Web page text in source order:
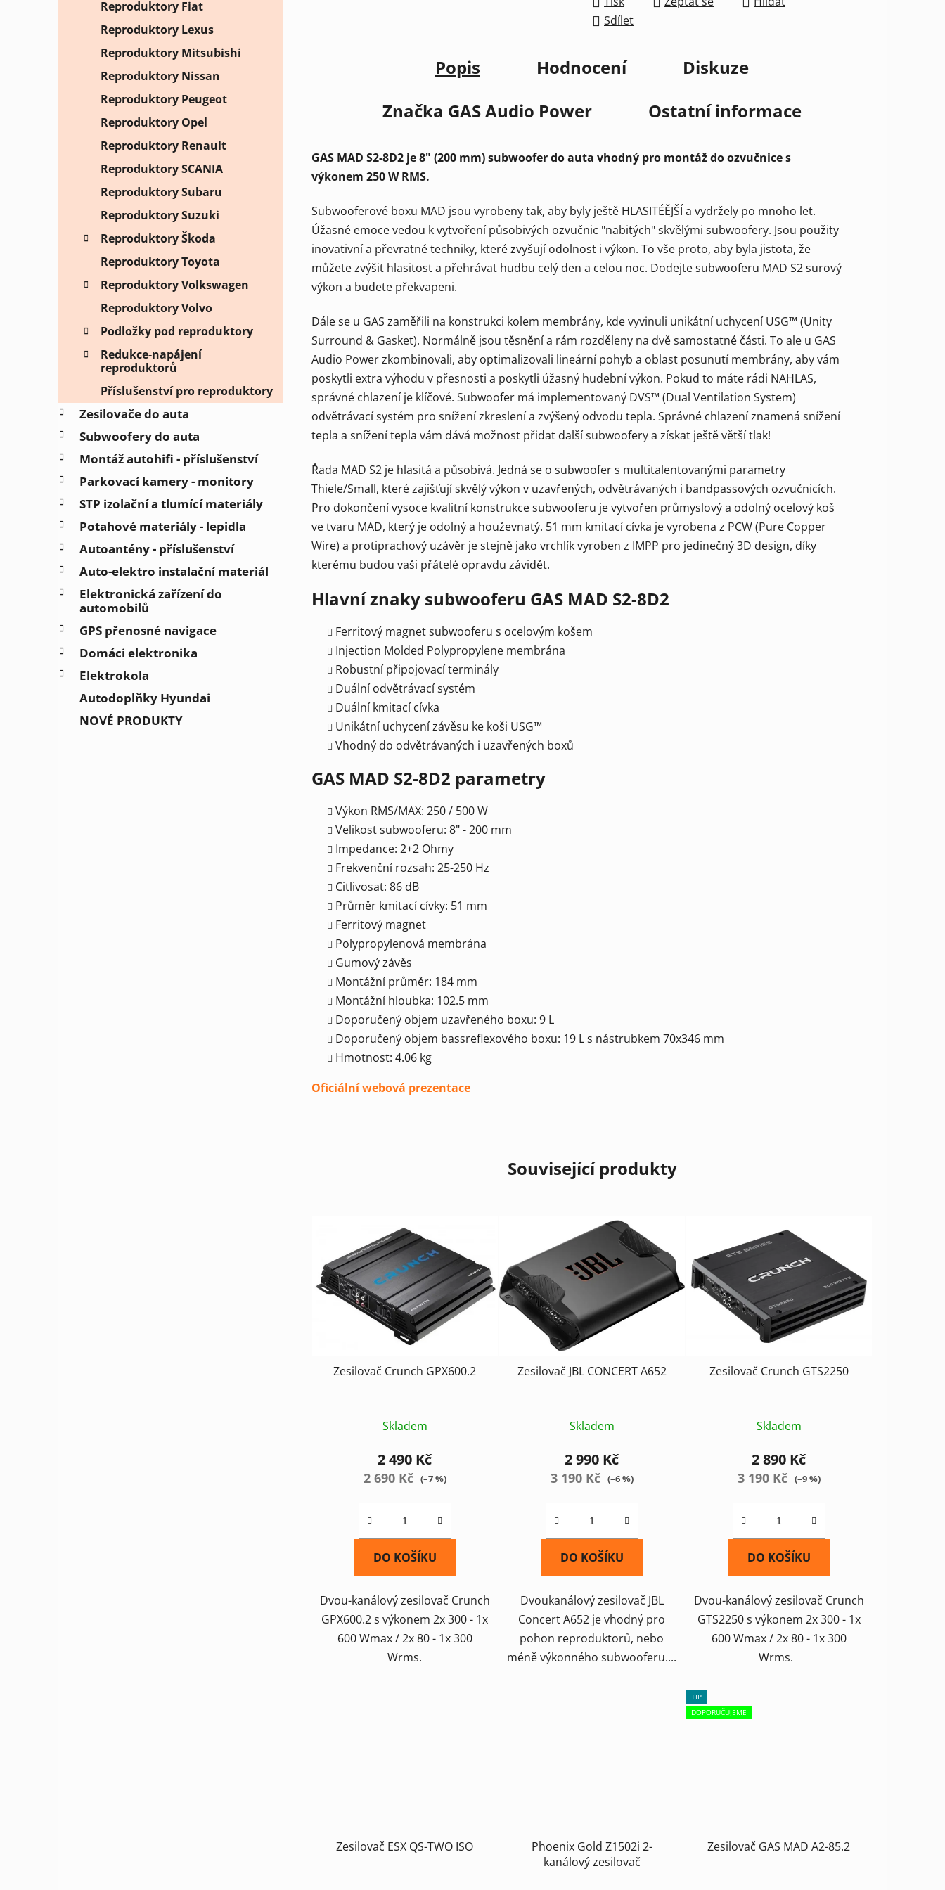
Reproduktory Fiat
Reproduktory Lexus
Reproduktory Mitsubishi
Reproduktory Nissan
Reproduktory Peugeot
Reproduktory Opel
Reproduktory Renault
Reproduktory SCANIA
Reproduktory Subaru
Reproduktory Suzuki
Reproduktory Škoda
Reproduktory Toyota
Reproduktory Volkswagen
Reproduktory Volvo
Podložky pod reproduktory
Redukce-napájení
reproduktorů
Příslušenství pro reproduktory
Zesilovače do auta
Subwoofery do auta
Montáž autohifi - příslušenství
Parkovací kamery - monitory
STP izolační a tlumící materiály
Potahové materiály - lepidla
Autoantény - příslušenství
Auto-elektro instalační materiál
Elektronická zařízení do
automobilů
GPS přenosné navigace
Domáci elektronika
Elektrokola
Autodoplňky Hyundai
NOVÉ PRODUKTY
Sdílet
Popis Hodnocení
Diskuze
Značka GAS Audio Power Ostatní informace
GAS MAD S2-8D2 je 8" (200 mm) subwoofer do auta vhodný pro montáž do ozvučnice s
výkonem 250 W RMS.
Subwooferové boxu MAD jsou vyrobeny tak, aby byly ještě HLASITÉĚJŠÍ a vydržely po mnoho let.
Úžasné emoce vedou k vytvoření působivých ozvučnic "nabitých" skvělými subwoofery. Jsou použity
inovativní a převratné techniky, které zvyšují odolnost i výkon. To vše proto, aby byla jistota, že
můžete zvýšit hlasitost a přehrávat hudbu celý den a celou noc. Dodejte subwooferu MAD S2 surový
výkon a budete překvapeni.
Dále se u GAS zaměřili na konstrukci kolem membrány, kde vyvinuli unikátní uchycení USG™ (Unity
Surround & Gasket). Normálně jsou těsnění a rám rozděleny na dvě samostatné části. To ale u GAS
Audio Power zkombinovali, aby optimalizovali lineární pohyb a oblast posunutí membrány, aby vám
poskytli extra výhodu v přesnosti a poskytli úžasný hudební výkon. Pokud to máte rádi NAHLAS,
správné chlazení je klíčové. Subwoofer má implementovaný DVS™ (Dual Ventilation System)
odvětrávací systém pro snížení zkreslení a zvýšený odvodu tepla. Správné chlazení znamená snížení
tepla a snížení tepla vám dává možnost přidat další subwoofery a získat ještě větší tlak!
Řada MAD S2 je hlasitá a působivá. Jedná se o subwoofer s multitalentovanými parametry
Thiele/Small, které zajišťují skvělý výkon v uzavřených, odvětrávaných i bandpassových ozvučnicích.
Pro dokončení vysoce kvalitní konstrukce subwooferu je vytvořen průmyslový a odolný ocelový koš
ve tvaru MAD, který je odolný a houževnatý. 51 mm kmitací cívka je vyrobena z PCW (Pure Copper
Wire) a protiprachový uzávěr je stejně jako vrchlík vyroben z IMPP pro jedinečný 3D design, díky
kterému budou vaši přátelé opravdu závidět.
Hlavní znaky subwooferu GAS MAD S2-8D2
Ferritový magnet subwooferu s ocelovým košem
Injection Molded Polypropylene membrána
Robustní připojovací terminály
Duální odvětrávací systém
Duální kmitací cívka
Unikátní uchycení závěsu ke koši USG™
Vhodný do odvětrávaných i uzavřených boxů
GAS MAD S2-8D2 parametry
Výkon RMS/MAX: 250 / 500 W
Velikost subwooferu: 8" - 200 mm
Impedance: 2+2 Ohmy
Frekvenční rozsah: 25-250 Hz
Citlivosat: 86 dB
Průměr kmitací cívky: 51 mm
Ferritový magnet
Polypropylenová membrána
Gumový závěs
Montážní průměr: 184 mm
Montážní hloubka: 102.5 mm
Doporučený objem uzavřeného boxu: 9 L
Doporučený objem bassreflexového boxu: 19 L s nástrubkem 70x346 mm
Hmotnost: 4.06 kg
Oficiální webová prezentace
Související produkty
Zesilovač Crunch GPX600.2
Skladem
2 490 Kč
2 690 Kč (–7 %)
DO KOŠÍKU
Dvou-kanálový zesilovač Crunch
GPX600.2 s výkonem 2x 300 - 1x
600 Wmax / 2x 80 - 1x 300
Wrms.
Zesilovač JBL CONCERT A652
Skladem
2 990 Kč
3 190 Kč (–6 %)
DO KOŠÍKU
Dvoukanálový zesilovač JBL
Concert A652 je vhodný pro
pohon reproduktorů, nebo
méně výkonného subwooferu....
Zesilovač Crunch GTS2250
Skladem
2 890 Kč
3 190 Kč (–9 %)
DO KOŠÍKU
Dvou-kanálový zesilovač Crunch
GTS2250 s výkonem 2x 300 - 1x
600 Wmax / 2x 80 - 1x 300
Wrms.
Zesilovač ESX QS-TWO ISO
Phoenix Gold Z1502i 2-
kanálový zesilovač
TIP
DOPORUČUJEME
Zesilovač GAS MAD A2-85.2